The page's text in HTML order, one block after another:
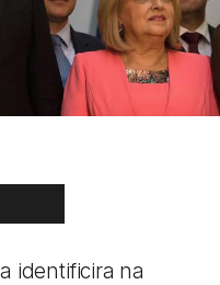
identificira na